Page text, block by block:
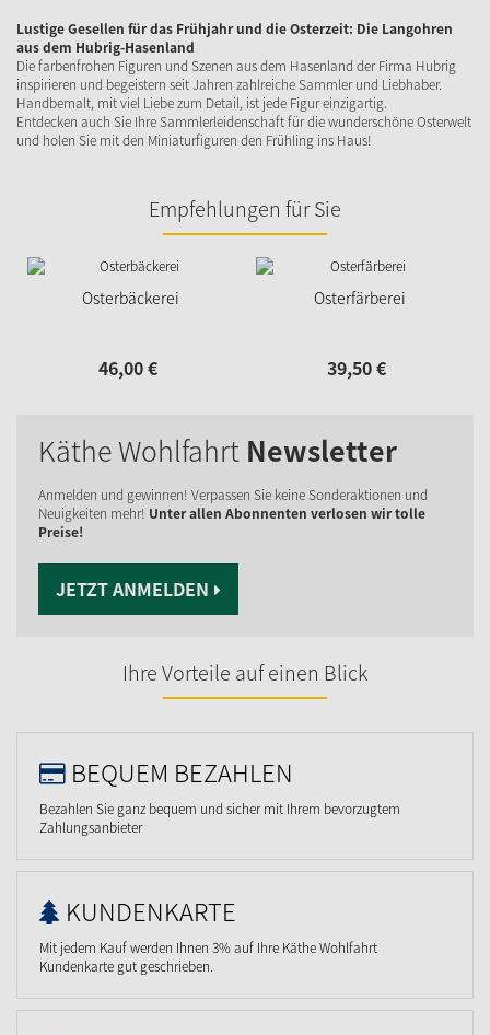
Lustige Gesellen für das Frühjahr und die Osterzeit: Die Langohren
aus dem Hubrig-Hasenland
Die farbenfrohen Figuren und Szenen aus dem Hasenland der Firma Hubrig
inspirieren und begeistern seit Jahren zahlreiche Sammler und Liebhaber.
Handbemalt, mit viel Liebe zum Detail, ist jede Figur einzigartig.
Entdecken auch Sie Ihre Sammlerleidenschaft für die wunderschöne Osterwelt
und holen Sie mit den Miniaturfiguren den Frühling ins Haus!
Empfehlungen für Sie
Osterbäckerei
46,00€
Osterfärberei
39,50€
Käthe Wohlfahrt Newsletter
Anmelden und gewinnen! Verpassen Sie keine Sonderaktionen und
Neuigkeiten mehr! Unter allen Abonnenten verlosen wir tolle
Preise!
JETZT ANMELDEN
Ihre Vorteile auf einen Blick
BEQUEM BEZAHLEN
Bezahlen Sie ganz bequem und sicher mit Ihrem bevorzugtem
Zahlungsanbieter
KUNDENKARTE
Mit jedem Kauf werden Ihnen 3% auf Ihre Käthe Wohlfahrt
Kundenkarte gut geschrieben.